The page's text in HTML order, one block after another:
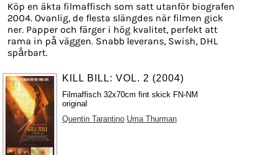
Köp en äkta filmaffisch som satt utanför biografen
2004. Ovanlig, de flesta slängdes när filmen gick
ner. Papper och färger i hög kvalitet, perfekt att
rama in på väggen. Snabb leverans, Swish, DHL
spårbart.
KILL BILL: VOL. 2 (2004)
Filmaffisch 32x70cm fint skick FN-NM
original
Quentin Tarantino Uma Thurman